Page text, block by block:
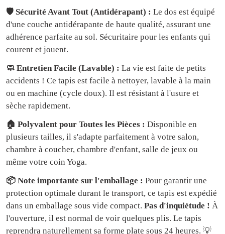
🛡️ Sécurité Avant Tout (Antidérapant) : Le dos est équipé
d'une couche antidérapante de haute qualité, assurant une
adhérence parfaite au sol. Sécuritaire pour les enfants qui
courent et jouent.
🧼 Entretien Facile (Lavable) : La vie est faite de petits
accidents ! Ce tapis est facile à nettoyer, lavable à la main
ou en machine (cycle doux). Il est résistant à l'usure et
sèche rapidement.
🏠 Polyvalent pour Toutes les Pièces : Disponible en
plusieurs tailles, il s'adapte parfaitement à votre salon,
chambre à coucher, chambre d'enfant, salle de jeux ou
même votre coin Yoga.
📦 Note importante sur l'emballage : Pour garantir une
protection optimale durant le transport, ce tapis est expédié
dans un emballage sous vide compact. Pas d'inquiétude ! À
l'ouverture, il est normal de voir quelques plis. Le tapis
reprendra naturellement sa forme plate sous 24 heures. 💡